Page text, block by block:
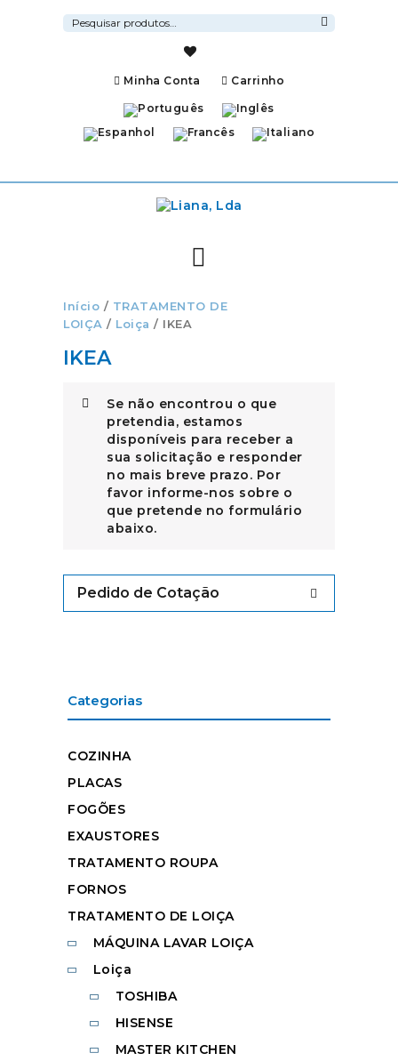
Pesquisar
por:
Minha Conta Carrinho
Início / TRATAMENTO DE
LOIÇA / Loiça / IKEA
IKEA
Se não encontrou o que
pretendia, estamos
disponíveis para receber a
sua solicitação e responder
no mais breve prazo. Por
favor informe-nos sobre o
que pretende no formulário
abaixo.
Pedido de Cotação
Categorias
COZINHA
PLACAS
FOGÕES
EXAUSTORES
TRATAMENTO ROUPA
FORNOS
TRATAMENTO DE LOIÇA
MÁQUINA LAVAR LOIÇA
Loiça
TOSHIBA
HISENSE
MASTER KITCHEN